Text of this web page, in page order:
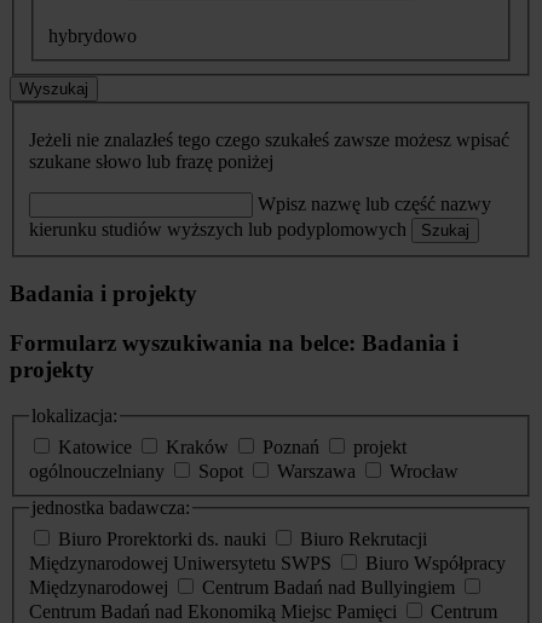
hybrydowo
Wyszukaj
Jeżeli nie znalazłeś tego czego szukałeś zawsze możesz wpisać
szukane słowo lub frazę poniżej
Wpisz nazwę lub część nazwy
kierunku studiów wyższych lub podyplomowych
Szukaj
Badania i projekty
Formularz wyszukiwania na belce: Badania i
projekty
lokalizacja:
Katowice
Kraków Poznań
projekt
ogólnouczelniany
Sopot Warszawa
Wrocław
jednostka badawcza:
Biuro Prorektorki ds. nauki
Biuro Rekrutacji
Międzynarodowej Uniwersytetu SWPS
Biuro Współpracy
Międzynarodowej
Centrum Badań nad Bullyingiem
Centrum Badań nad Ekonomiką Miejsc Pamięci
Centrum